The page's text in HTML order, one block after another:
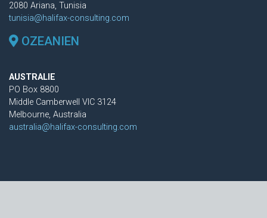
2080 Ariana, Tunisia
tunisia@halifax-consulting.com
OZEANIEN
AUSTRALIE
PO Box 8800
Middle Camberwell VIC 3124
Melbourne, Australia
australia@halifax-consulting.com